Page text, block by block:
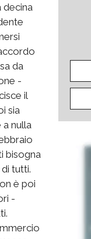
decina
da
-
il
sia
nulla
bisogna
tutti.
è poi
-